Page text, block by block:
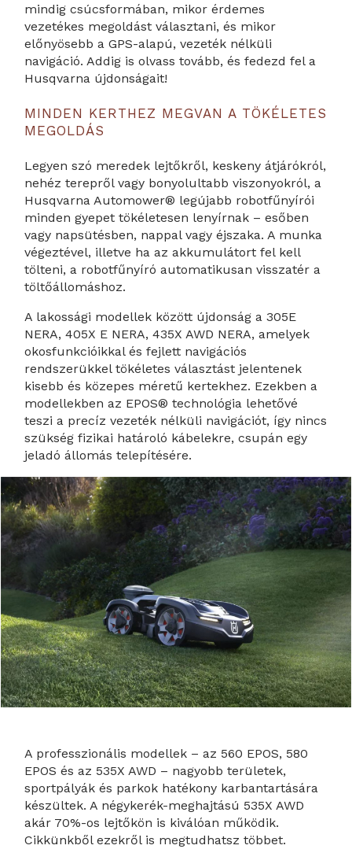
mindig csúcsformában, mikor érdemes
vezetékes megoldást választani, és mikor
előnyösebb a GPS-alapú, vezeték nélküli
navigáció. Addig is olvass tovább, és fedezd fel a
Husqvarna újdonságait!
MINDEN KERTHEZ MEGVAN A TÖKÉLETES
MEGOLDÁS
Legyen szó meredek lejtőkről, keskeny átjárókról,
nehéz terepről vagy bonyolultabb viszonyokról, a
Husqvarna Automower® legújabb robotfűnyírói
minden gyepet tökéletesen lenyírnak – esőben
vagy napsütésben, nappal vagy éjszaka. A munka
végeztével, illetve ha az akkumulátort fel kell
tölteni, a robotfűnyíró automatikusan visszatér a
töltőállomáshoz.
A lakossági modellek között újdonság a 305E
NERA, 405X E NERA, 435X AWD NERA, amelyek
okosfunkcióikkal és fejlett navigációs
rendszerükkel tökéletes választást jelentenek
kisebb és közepes méretű kertekhez. Ezekben a
modellekben az EPOS® technológia lehetővé
teszi a precíz vezeték nélküli navigációt, így nincs
szükség fizikai határoló kábelekre, csupán egy
jeladó állomás telepítésére.
A professzionális modellek – az 560 EPOS, 580
EPOS és az 535X AWD – nagyobb területek,
sportpályák és parkok hatékony karbantartására
készültek. A négykerék-meghajtású 535X AWD
akár 70%-os lejtőkön is kiválóan működik.
Cikkünkből ezekről is megtudhatsz többet.